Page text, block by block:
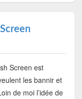
Screen est
les bannir et
de moi l’idée de